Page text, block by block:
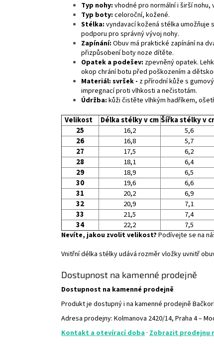
Typ nohy: vhodné pro normální i širší
Typ boty: celoroční, kožené.
Stélka: vyndavací kožená stélka
podporu pro správný vývoj nohy.
Zapínání: Obuv má praktické zapínání na
přizpůsobení boty noze dítěte.
Opatek a podešev: zpevněný opatek.
okop chrání botu před poškozením a
Materiál: svršek - z přírodní kůže s
impregnací proti vlhkosti a nečistotám.
Údržba: kůži čistěte vlhkým hadříkem,
Velikost Délka stélky v cmŠířka stélky v
25
16,2
5,6
26
16,8
5,7
27
17,5
6,2
28
18,1
6,4
29
18,9
6,5
30
19,6
6,6
31
20,2
6,9
32
20,9
7,1
33
21,5
7,4
34
22,2 7,5
Nevíte, jakou zvolit velikost? Podívejte se na
Vnitřní délka stélky udává rozměr vložky uvnitř
Dostupnost na kamenné prodejně
Dostupnost na kamenné prodejně
Produkt je dostupný i na kamenné prodejně
Adresa prodejny: Kolmanova 2420/14, Praha 4 –
Kontakt a otevírací doba · Zobrazit prodejnu